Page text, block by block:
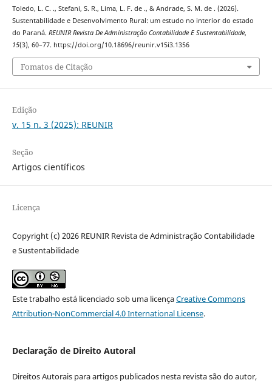
Toledo, L. C. ., Stefani, S. R., Lima, L. F. de ., & Andrade, S. M. de . (2026).
Sustentabilidade e Desenvolvimento Rural: um estudo no interior do estado
do Paraná. REUNIR Revista De Administração Contabilidade E Sustentabilidade,
15(3), 60–77. https://doi.org/10.18696/reunir.v15i3.1356
Fomatos de Citação
Edição
v. 15 n. 3 (2025): REUNIR
Seção
Artigos científicos
Licença
Copyright (c) 2026 REUNIR Revista de Administração Contabilidade
e Sustentabilidade
Este trabalho está licenciado sob uma licençaCreative Commons
Attribution-NonCommercial 4.0 International License.
Declaração de Direito Autoral
Direitos Autorais para artigos publicados nesta revista são do autor,